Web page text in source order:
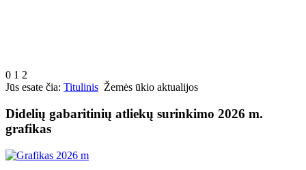
0 1 2
Jūs esate čia: Titulinis Žemės ūkio aktualijos
Didelių gabaritinių atliekų surinkimo 2026 m.
grafikas